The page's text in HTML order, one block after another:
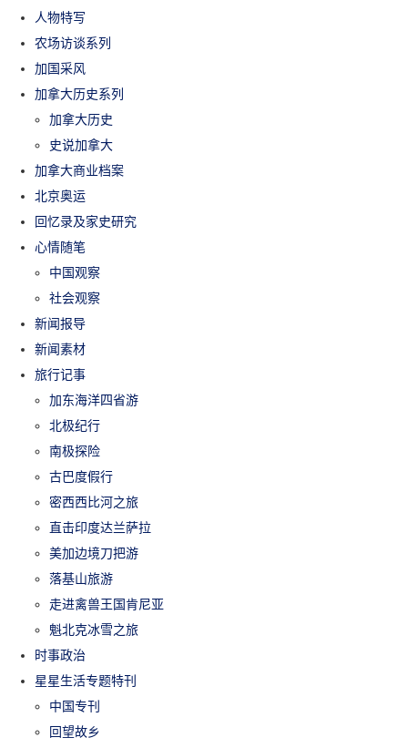
人物特写
农场访谈系列
加国采风
加拿大历史系列
加拿大历史
史说加拿大
加拿大商业档案
北京奥运
回忆录及家史研究
心情随笔
中国观察
社会观察
新闻报导
新闻素材
旅行记事
加东海洋四省游
北极纪行
南极探险
古巴度假行
密西西比河之旅
直击印度达兰萨拉
美加边境刀把游
落基山旅游
走进禽兽王国肯尼亚
魁北克冰雪之旅
时事政治
星星生活专题特刊
中国专刊
回望故乡